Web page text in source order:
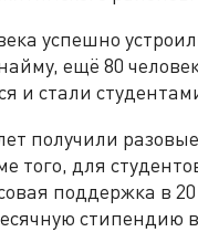
успешно
ещё 80
и стали
получили
того, для
поддержка в
стипендию в